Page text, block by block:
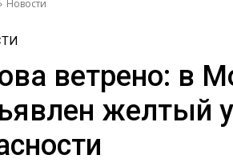
Новости
ветрено: в
желтый